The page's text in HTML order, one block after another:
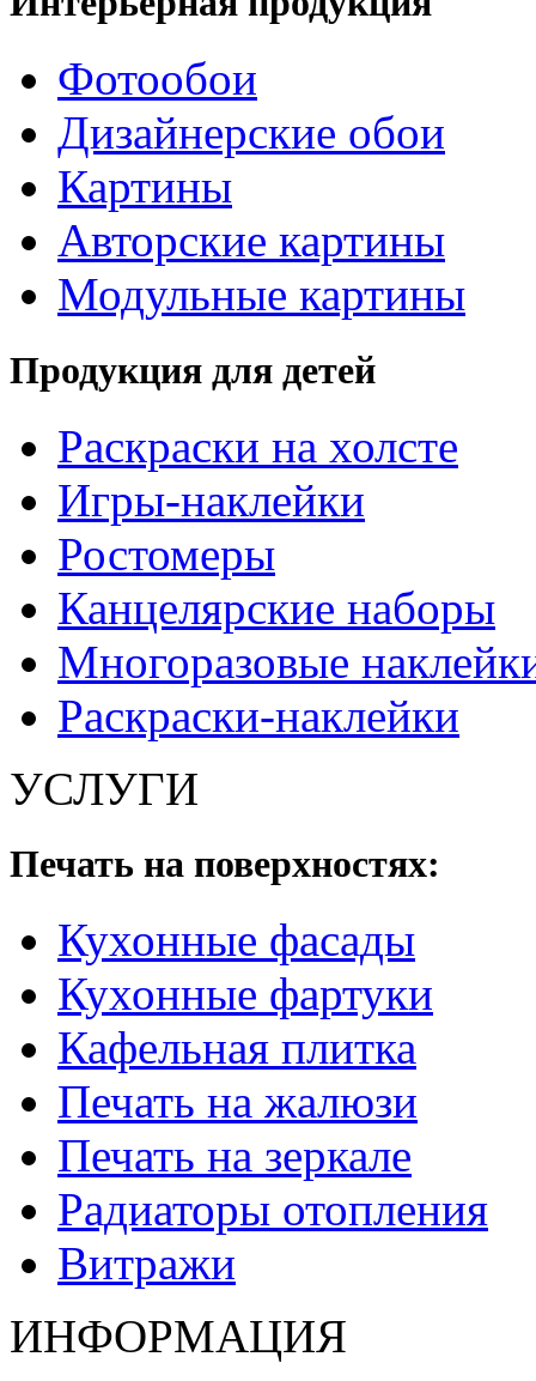
Фотообои
Дизайнерские обои
Картины
Авторские картины
Модульные картины
Продукция для детей
Раскраски на холсте
Игры-наклейки
Ростомеры
Канцелярские наборы
Многоразовые
Раскраски-наклейки
УСЛУГИ
Печать на поверхностях:
Кухонные фасады
Кухонные фартуки
Кафельная плитка
Печать на жалюзи
Печать на зеркале
Радиаторы отопления
Витражи
ИНФОРМАЦИЯ